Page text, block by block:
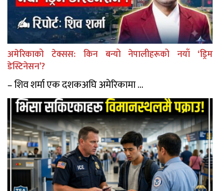
अमेरिकाको टेक्सस: किन बन्यो नेपालीहरूको नयाँ ‘ड्रिम
डेस्टिनेसन’?
– शिव शर्मा एक दशकअघि अमेरिकामा ...